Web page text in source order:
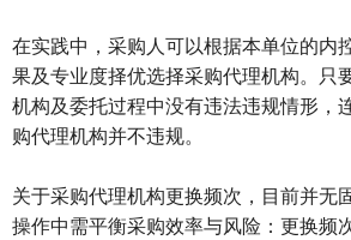
在实践中，采购人可以根据本单位的内
果及专业度择优选择采购代理机构。只
机构及委托过程中没有违法违规情形，
购代理机构并不违规。
关于采购代理机构更换频次，目前并无
操作中需平衡采购效率与风险：更换频